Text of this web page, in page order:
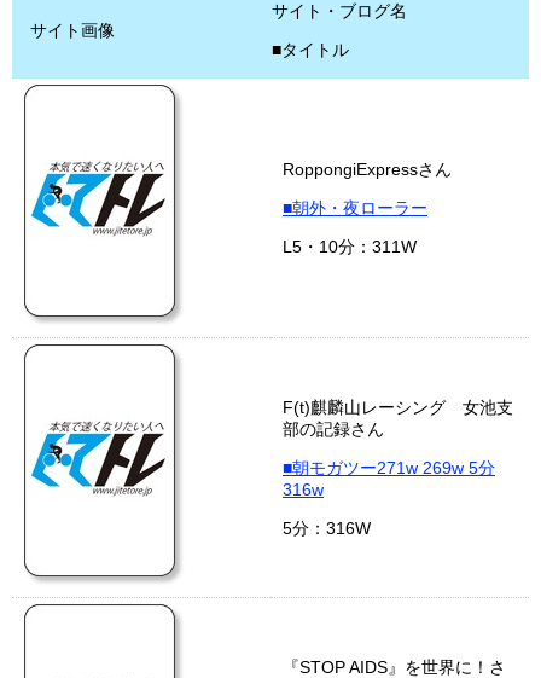
サイト画像
サイト・ブログ名
■タイトル
RoppongiExpressさん
■朝外・夜ローラー
L5・10分：311W
F(t)麒麟山レーシング 女池支
部の記録さん
■朝モガツー271w 269w 5分
316w
5分：316W
『STOP AIDS』を世界に！さ